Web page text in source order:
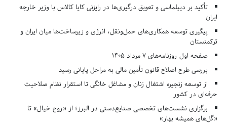
تأکید بر دیپلماسی و تعویق درگیری‌ها در رایزنی کایا کالاس با وزیر خارجه
ایران
پیگیری توسعه همکاری‌های حمل‌ونقل، انرژی و زیرساخت‌ها میان ایران و
ترکمنستان
صفحه اول روزنامه‌های 7 مرداد 1405
بررسی طرح اصلاح قانون تأمین مالی به مراحل پایانی رسید
از توسعه زنجیره اشتغال زنان و مشاغل خانگی تا استقرار نظام صلاحیت
حرفه‌ای در کشور
برگزاری نشست‌های تخصصی صنایع‌دستی در البرز؛ از «روح خیال» تا
«گل‌های همیشه بهار»